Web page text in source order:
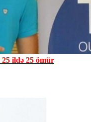
25 ildə 25 ömür